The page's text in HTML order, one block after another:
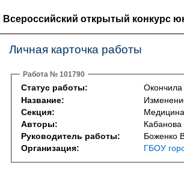
Всероссийский открытый конкурс
Личная карточка работы
Работа № 101790
Статус работы:
Окончила
Название:
Секция:
Авторы:
Руководитель работы:
Боженко
Организация:
ГБОУ